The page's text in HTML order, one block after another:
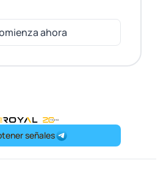
ahora
OneRoyal Home
señales